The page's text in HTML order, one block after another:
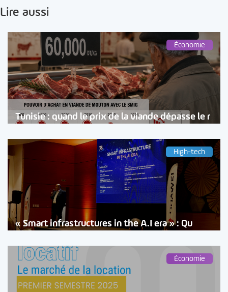
Lire aussi
Économie
Tunisie : quand le prix de la viande dépasse le r
High-tech
« Smart infrastructures in the A.I era » : Qu
Économie